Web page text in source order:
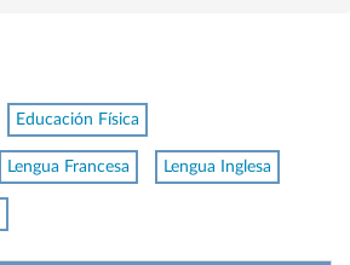
Educación Física
Lengua Francesa Lengua Inglesa